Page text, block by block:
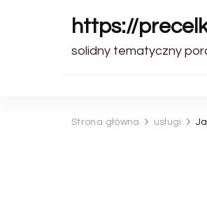
https://
solidny tematyczny
Strona główna usługi